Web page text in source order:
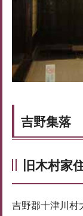
吉野集落
旧木村家
吉野郡十津川村